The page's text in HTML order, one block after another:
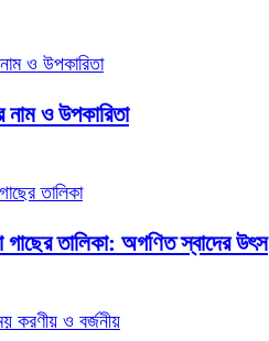
ও উপকারিতা
গাছের তালিকা: অগণিত স্বাদের উৎস